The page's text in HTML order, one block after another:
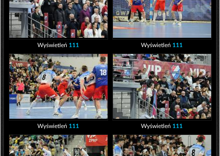
Wyświetleń 111 Wyświetleń 111
Wyświetleń 111 Wyświetleń 111